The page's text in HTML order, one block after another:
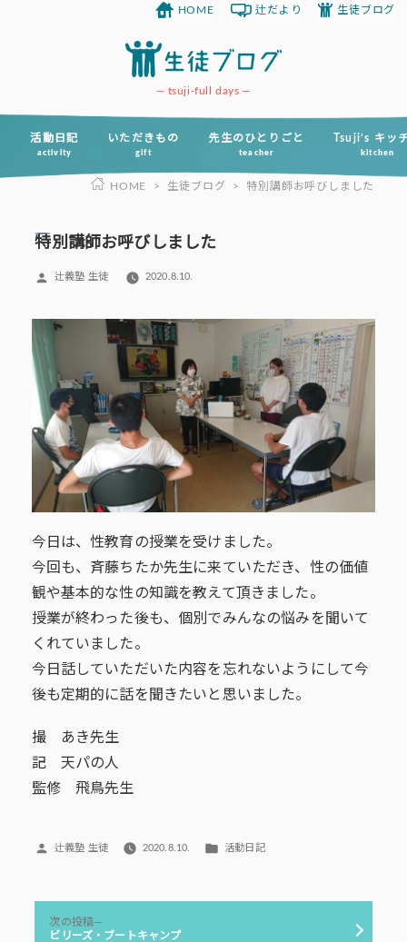
ツ
tsuji-full days
活動日記
activity
いただきもの
gift
先生のひとりごと
teacher
Tsuji’s キッ
kitchen
HOME 辻だより 生徒ブログ
HOME > 生徒ブログ > 特別講師お呼びしました
特別講師お呼びしました
投
辻義塾 生徒 2020.8.10.
今日は、性教育の授業を受けました。
今回も、斉藤ちたか先生に来ていただき、性の価値
観や基本的な性の知識を教えて頂きました。
授業が終わった後も、個別でみんなの悩みを聞いて
くれていました。
今日話していただいた内容を忘れないようにして今
後も定期的に話を聞きたいと思いました。
撮 あき先生
記 天パの人
監修 飛鳥先生
投
辻義塾 生徒 2020.8.10.
カ
リ
活動日記
次の投稿
の
ビリーズ・ブートキャンプ